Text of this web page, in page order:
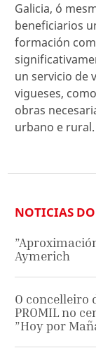
Galicia, ó
beneficiarios
formación
un servicio de
vigueses,
obras
urbano e rural.
NOTICIAS
Aymerich
O concelleiro
PROMIL no
”Hoy por